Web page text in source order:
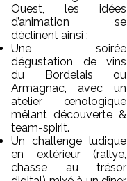
Ouest, les idées
d’animation se
déclinent ainsi :
Une soirée
dégustation de vins
du Bordelais ou
Armagnac, avec un
atelier œnologique
mêlant découverte &
team-spirit.
Un challenge ludique
en extérieur (rallye,
chasse au trésor